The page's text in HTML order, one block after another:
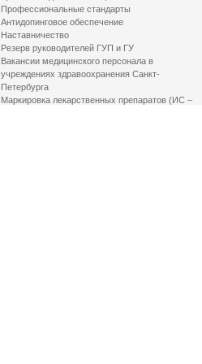
Профессиональные стандарты
Антидопинговое обеспечение
Наставничество
Резерв руководителей ГУП и ГУ
Вакансии медицинского персонала в
учреждениях здравоохранения Санкт-
Петербурга
Маркировка лекарственных препаратов (ИС –